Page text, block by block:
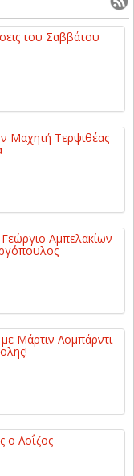
του Σαββάτου
Μαχητή Τερψιθέας
Γεώργιο Αμπελακίων
Μάρτιν Λομπάρντι
ο Λοΐζος